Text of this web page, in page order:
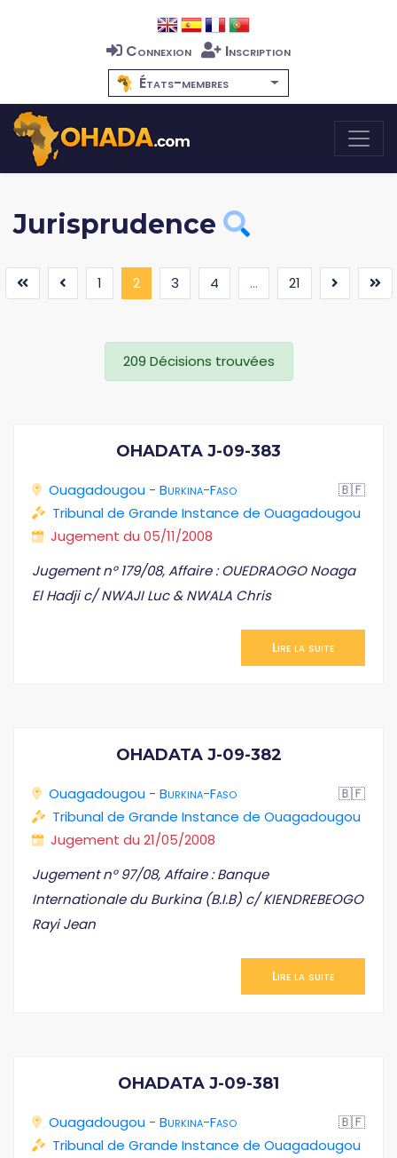
Connexion
Inscription
États-membres
Jurisprudence
1 2(current)
3 4 ... 21
209 Décisions trouvées
OHADATA J-09-383
Ouagadougou - Burkina-Faso
🇧🇫
Tribunal de Grande Instance de Ouagadougou
Jugement du 05/11/2008
Jugement n° 179/08, Affaire : OUEDRAOGO Noaga
El Hadji c/ NWAJI Luc & NWALA Chris
Lire la suite
OHADATA J-09-382
Ouagadougou - Burkina-Faso
🇧🇫
Tribunal de Grande Instance de Ouagadougou
Jugement du 21/05/2008
Jugement n° 97/08, Affaire : Banque
Internationale du Burkina (B.I.B) c/ KIENDREBEOGO
Rayi Jean
Lire la suite
OHADATA J-09-381
Ouagadougou - Burkina-Faso
🇧🇫
Tribunal de Grande Instance de Ouagadougou